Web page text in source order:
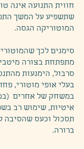
חווית התנועה אינה
שתשפיע על המשך
המוטוריקה הגסה.
סימנים לכך
מתפתחת בצורה
סרבול, הימנעות
בעלי אופי מוטורי,
במשחק של אחרים
איטיות, שימוש רב
תסכול וכעס שהסיבה
ברורה.